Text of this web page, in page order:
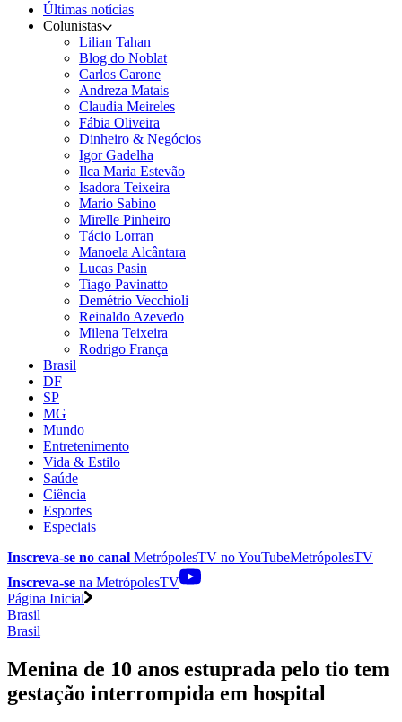
Últimas notícias
Colunistas
Lilian Tahan
Blog do Noblat
Carlos Carone
Andreza Matais
Claudia Meireles
Fábia Oliveira
Dinheiro & Negócios
Igor Gadelha
Ilca Maria Estevão
Isadora Teixeira
Mario Sabino
Mirelle Pinheiro
Tácio Lorran
Manoela Alcântara
Lucas Pasin
Tiago Pavinatto
Demétrio Vecchioli
Reinaldo Azevedo
Milena Teixeira
Rodrigo França
Brasil
DF
SP
MG
Mundo
Entretenimento
Vida & Estilo
Saúde
Ciência
Esportes
Especiais
Inscreva-se no canal MetrópolesTV noYouTubeMetrópolesTV
Inscreva-se na MetrópolesTV
Página Inicial
Brasil
Brasil
Menina de 10 anos estuprada pelo tio tem
gestação interrompida em hospital